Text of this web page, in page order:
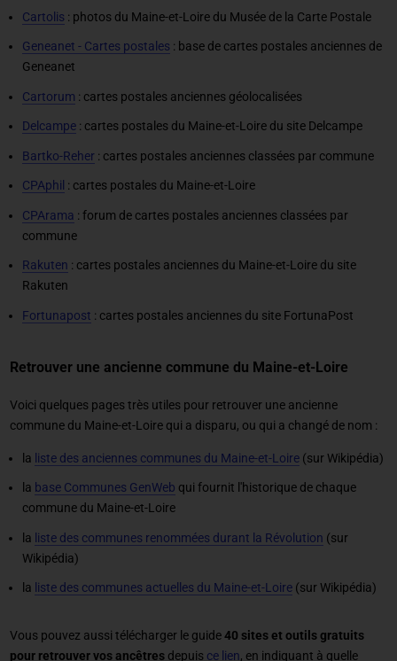
Cartolis : photos du Maine-et-Loire du Musée de la Carte Postale
Geneanet - Cartes postales : base de cartes postales anciennes de
Geneanet
Cartorum : cartes postales anciennes géolocalisées
Delcampe: cartes postales du Maine-et-Loire du site Delcampe
Bartko-Reher : cartes postales anciennes classées par commune
CPAphil : cartes postales du Maine-et-Loire
CPArama : forum de cartes postales anciennes classées par
commune
Rakuten : cartes postales anciennes du Maine-et-Loire du site
Rakuten
Fortunapost : cartes postales anciennes du site FortunaPost
Retrouver une ancienne commune du Maine-et-Loire
Voici quelques pages très utiles pour retrouver une ancienne
commune du Maine-et-Loire qui a disparu, ou qui a changé de nom :
la liste des anciennes communes du Maine-et-Loire(sur Wikipédia)
la base Communes GenWeb qui fournit l'historique de chaque
commune du Maine-et-Loire
la liste des communes renommées durant la Révolution (sur
Wikipédia)
la liste des communes actuelles du Maine-et-Loire(sur Wikipédia)
Vous pouvez aussi télécharger le guide40 sites et outils gratuits
pour retrouver vos ancêtresdepuis ce lien, en indiquant à quelle